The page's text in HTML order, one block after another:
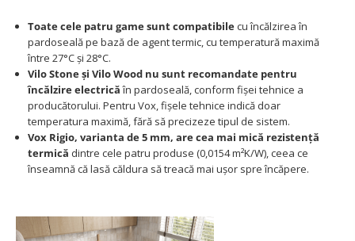
Toate cele patru game sunt compatibilecu încălzirea în
pardoseală pe bază de agent termic, cu temperatură maximă
între 27°C și 28°C.
Vilo Stone și Vilo Wood nu sunt recomandate pentru
încălzire electricăîn pardoseală, conform fișei tehnice a
producătorului. Pentru Vox, fișele tehnice indică doar
temperatura maximă, fără să precizeze tipul de sistem.
Vox Rigio, varianta de 5 mm, are cea mai mică rezistență
termică dintre cele patru produse (0,0154 m²K/W), ceea ce
înseamnă că lasă căldura să treacă mai ușor spre încăpere.